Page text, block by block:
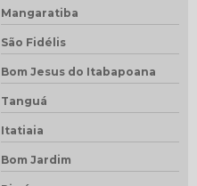
Mangaratiba
São Fidélis
Bom Jesus do Itabapoana
Tanguá
Itatiaia
Bom Jardim